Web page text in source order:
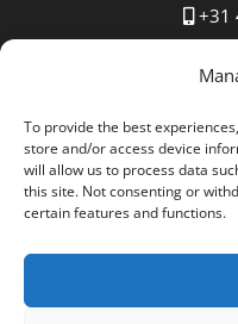
To provide the best
store and/or access device
will allow us to process data
this site. Not consenting or
certain features and functions.
+31
Autostoffering Carla ©